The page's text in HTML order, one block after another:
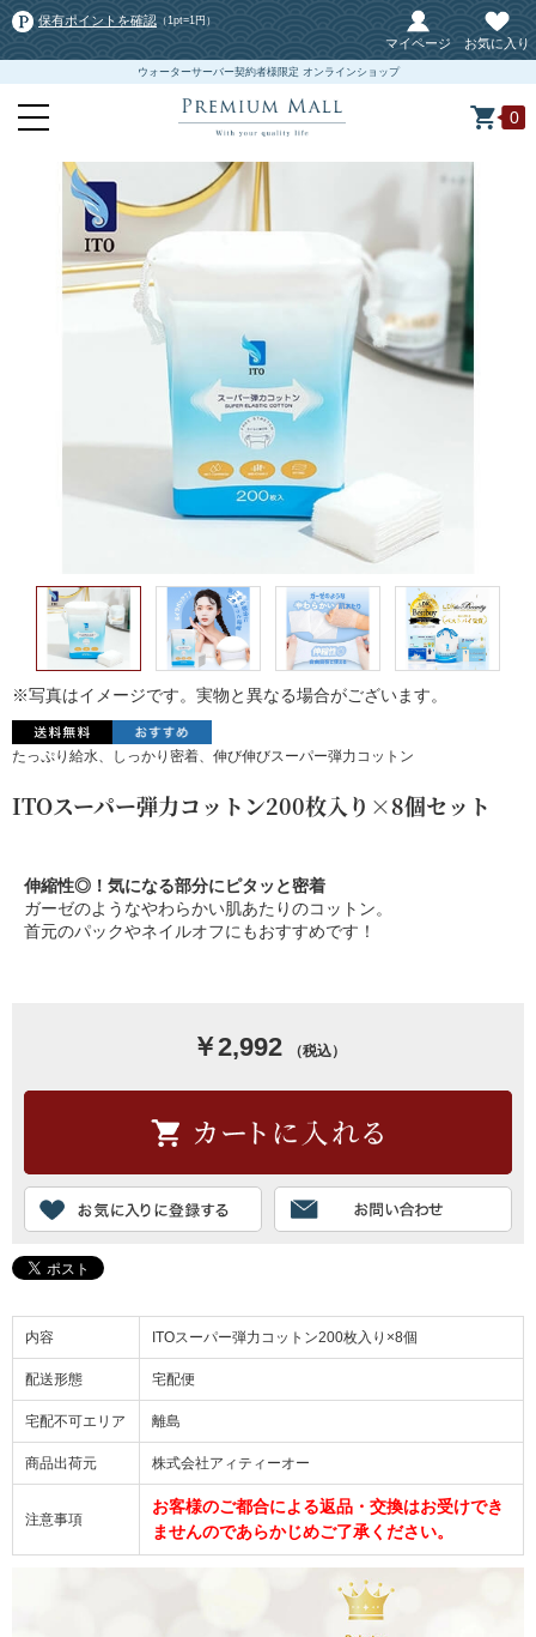
保有ポイントを確認 （1pt=1円）
マイページ お気に入り
ウォーターサーバー契約者様限定 オンラインショップ
0
※写真はイメージです。実物と異なる場合がございます。
たっぷり給水、しっかり密着、伸び伸びスーパー弾力コットン
ITOスーパー弾力コットン200枚入り×8個セット
伸縮性◎！気になる部分にピタッと密着
ガーゼのようなやわらかい肌あたりのコットン。
首元のパックやネイルオフにもおすすめです！
￥2,992 （税込）
内容 ITOスーパー弾力コットン200枚入り×8個
配送形態 宅配便
宅配不可エリア 離島
商品出荷元 株式会社アィティーオー
注意事項
お客様のご都合による返品・交換はお受けでき
ませんのであらかじめご了承ください。